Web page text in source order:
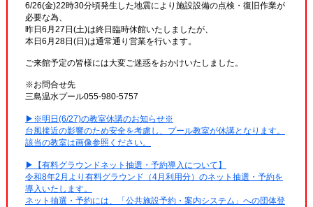
6/26(金)22時30分頃発生した地震により施設設備の点検・復旧作業が
必要な為、
昨日6月27日(土)は終日臨時休館いたしましたが、
本日6月28日(日)は通常通り営業を行います。
ご来館予定の皆様には大変ご迷惑をおかけいたしました。
※お問合せ先
三島温水プール055-980-5757
▶※明日(6/27)の教室休講のお知らせ※
台風接近の影響のため安全を考慮し、プール教室が休講となります。
該当の教室は画像参照ください。
▶【有料グラウンドネット抽選・予約導入について】
令和8年2月より有料グラウンド（4月利用分）のネット抽選・予約を
導入いたします。
ネット抽選・予約には、「公共施設予約・案内システム」への団体登